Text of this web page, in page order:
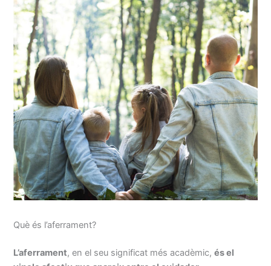
Què és l’aferrament?
L’aferrament, en el seu significat més acadèmic,és el